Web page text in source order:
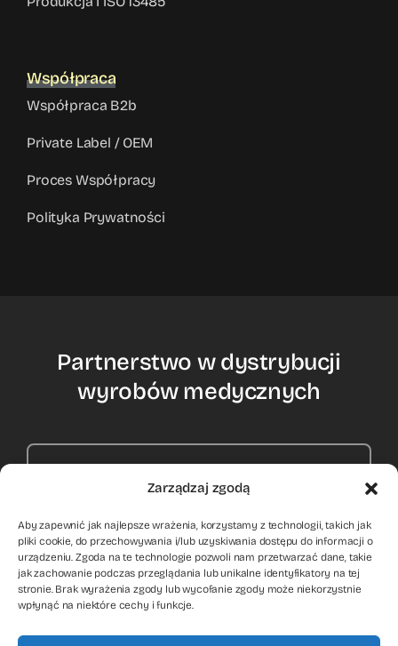
Zarządzaj zgodą
Aby zapewnić jak najlepsze wrażenia, korzystamy z technologii, takich jak
pliki cookie, do przechowywania i/lub uzyskiwania dostępu do informacji o
urządzeniu. Zgoda na te technologie pozwoli nam przetwarzać dane, takie
jak zachowanie podczas przeglądania lub unikalne identyfikatory na tej
stronie. Brak wyrażenia zgody lub wycofanie zgody może niekorzystnie
wpłynąć na niektóre cechy i funkcje.
Współpraca
Współpraca B2b
Private Label / OEM
Proces Współpracy
Polityka Prywatności
Partnerstwo w dystrybucji
wyrobów medycznych
© 2012 - 2026HEPY Sp. z o.o.All rights reserved. Medical
rachu.net